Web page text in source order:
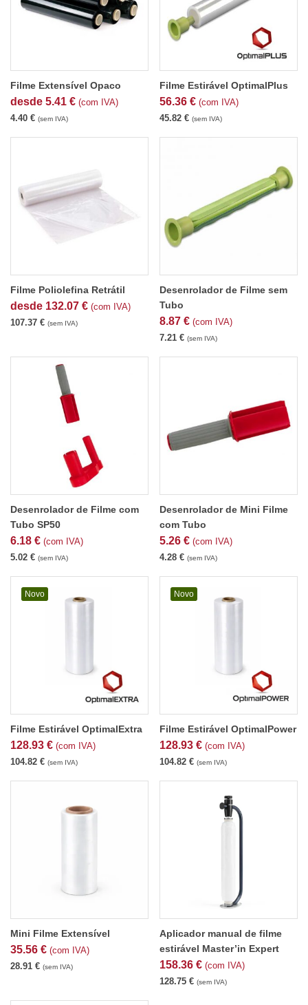
Filme Extensível Opaco
desde 5.41 € (com IVA)
4.40 € (sem IVA)
Filme Estirável OptimalPlus
56.36 € (com IVA)
45.82 € (sem IVA)
Filme Poliolefina Retrátil
desde 132.07 € (com IVA)
107.37 € (sem IVA)
Desenrolador de Filme sem
Tubo
8.87 € (com IVA)
7.21 € (sem IVA)
Desenrolador de Filme com
Tubo SP50
6.18 € (com IVA)
5.02 € (sem IVA)
Desenrolador de Mini Filme
com Tubo
5.26 € (com IVA)
4.28 € (sem IVA)
Novo
Filme Estirável OptimalExtra
128.93 € (com IVA)
104.82 € (sem IVA)
Novo
Filme Estirável OptimalPower
128.93 € (com IVA)
104.82 € (sem IVA)
Mini Filme Extensível
35.56 € (com IVA)
28.91 € (sem IVA)
Aplicador manual de filme
estirável Master’in Expert
158.36 € (com IVA)
128.75 € (sem IVA)